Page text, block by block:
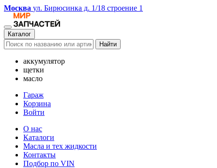
Москва ул. Бирюсинка д. 1/18 строение 1
Каталог
Найти
аккумулятор
щетки
масло
Гараж
Корзина
Войти
О нас
Каталоги
Масла и тех жидкости
Контакты
Подбор по VIN